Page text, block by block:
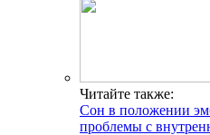
Читайте также:
Сон в положении
проблемы с